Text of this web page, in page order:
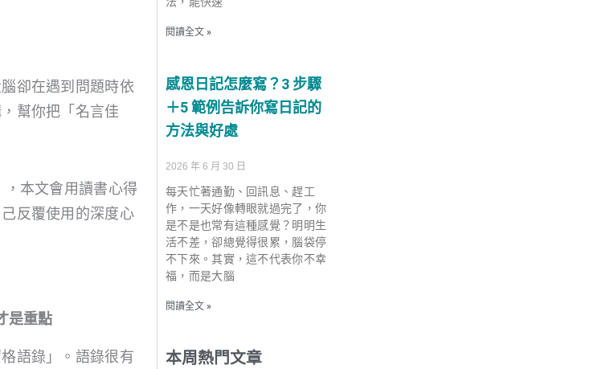
卻在遇到問題時依
幫你把「名言佳
本文會用讀書心得
反覆使用的深度心
是重點
語錄」。語錄很有
閱讀全文 »
感恩日記怎麼寫？3 步驟
＋5 範例告訴你寫日記的
方法與好處
2026 年 6 月 30 日
每天忙著通勤、回訊息、趕工
作，一天好像轉眼就過完了，你
是不是也常有這種感覺？明明生
活不差，卻總覺得很累，腦袋停
不下來。其實，這不代表你不幸
福，而是大腦
閱讀全文 »
本周熱門文章